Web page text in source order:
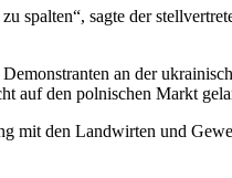
spalten“, sagte der
an der
auf den polnischen Markt
mit den Landwirten und